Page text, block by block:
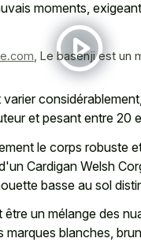
moments,
Le basenji est un
varier
et pesant entre 20
le corps robuste
Cardigan Welsh
basse au sol
être un mélange des
marques blanches,